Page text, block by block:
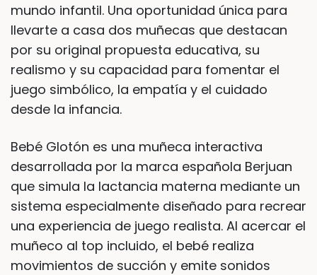
mundo infantil. Una oportunidad única para
llevarte a casa dos muñecas que destacan
por su original propuesta educativa, su
realismo y su capacidad para fomentar el
juego simbólico, la empatía y el cuidado
desde la infancia.
Bebé Glotón es una muñeca interactiva
desarrollada por la marca española Berjuan
que simula la lactancia materna mediante un
sistema especialmente diseñado para recrear
una experiencia de juego realista. Al acercar el
muñeco al top incluido, el bebé realiza
movimientos de succión y emite sonidos